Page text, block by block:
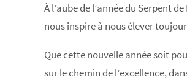
À l’aube de l’année du Serpent
nous inspire à nous élever
Que cette nouvelle année soit
sur le chemin de l’excellence,